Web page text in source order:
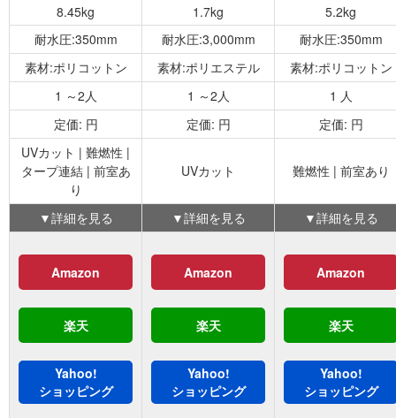
8.45kg 1.7kg
5.2kg
耐水圧:350mm
耐水圧:3,000mm
耐水圧:350mm
素材:ポリコットン
素材:ポリエステル
素材:ポリコットン
1 ～2人
1 ～2人
1 人
定価: 円
定価: 円
定価: 円
UVカット | 難燃性 |
タープ連結 | 前室あ
り
UVカット 難燃性 | 前室あり
▼詳細を見る ▼詳細を見る ▼詳細を見る
Amazon
楽天
Yahoo!
ショッピング
Amazon
楽天
Yahoo!
ショッピング
Amazon
楽天
Yahoo!
ショッピング